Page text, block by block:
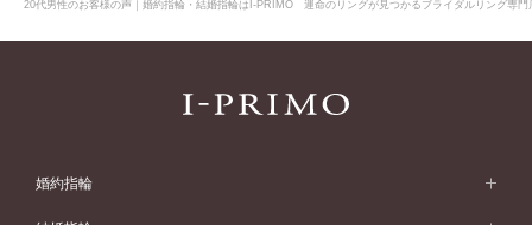
20代男性のお客様の声｜婚約指輪・結婚指輪はI-PRIMO 運命のリングが見つかるブライダルリング専
婚約指輪